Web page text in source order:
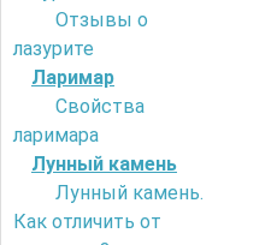
Отзывы о
лазурите
Ларимар
Свойства
ларимара
Лунный камень
Лунный камень.
Как отличить от